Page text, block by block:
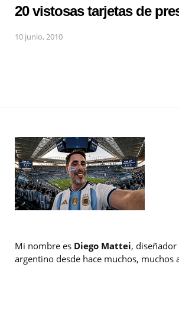
20 vistosas tarjetas de
10 junio, 2010
Mi nombre es Diego Mattei,
argentino desde hace muchos, muchos